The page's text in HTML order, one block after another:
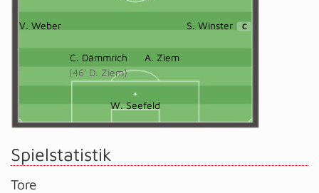
V. Weber S. Winster C
C. Dämmrich
(46' D. Ziem)
A. Ziem
W. Seefeld
Spielstatistik
Tore